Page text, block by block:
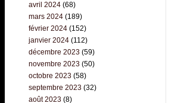
avril 2024(68)
mars 2024(189)
février 2024(152)
janvier 2024(112)
décembre 2023(59)
novembre 2023(50)
octobre 2023(58)
septembre 2023(32)
août 2023(8)